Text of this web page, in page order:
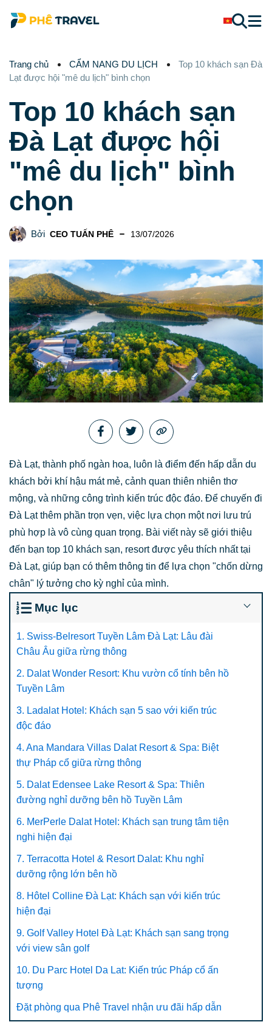
Trang chủ CẨM NANG DU LỊCH
Top 10 khách sạn Đà
Lạt được hội "mê du lịch" bình chọn
Top 10 khách sạn
Đà Lạt được hội
"mê du lịch" bình
chọn
Bởi CEO TUẤN PHÊ 13/07/2026
Đà Lạt, thành phố ngàn hoa, luôn là điểm đến hấp dẫn du
khách bởi khí hậu mát mẻ, cảnh quan thiên nhiên thơ
mộng, và những công trình kiến trúc độc đáo. Để chuyến đi
Đà Lạt thêm phần trọn vẹn, việc lựa chọn một nơi lưu trú
phù hợp là vô cùng quan trọng. Bài viết này sẽ giới thiệu
đến bạn top 10 khách sạn, resort được yêu thích nhất tại
Đà Lạt, giúp bạn có thêm thông tin để lựa chọn "chốn dừng
chân" lý tưởng cho kỳ nghỉ của mình.
Mục lục
1. Swiss-Belresort Tuyền Lâm Đà Lạt: Lâu đài
Châu Âu giữa rừng thông
2. Dalat Wonder Resort: Khu vườn cổ tính bên hồ
Tuyền Lâm
3. Ladalat Hotel: Khách sạn 5 sao với kiến trúc
độc đáo
4. Ana Mandara Villas Dalat Resort & Spa: Biệt
thự Pháp cổ giữa rừng thông
5. Dalat Edensee Lake Resort & Spa: Thiên
đường nghỉ dưỡng bên hồ Tuyền Lâm
6. MerPerle Dalat Hotel: Khách sạn trung tâm tiện
nghi hiện đại
7. Terracotta Hotel & Resort Dalat: Khu nghỉ
dưỡng rộng lớn bên hồ
8. Hôtel Colline Đà Lạt: Khách sạn với kiến trúc
hiện đại
9. Golf Valley Hotel Đà Lạt: Khách sạn sang trọng
với view sân golf
10. Du Parc Hotel Da Lat: Kiến trúc Pháp cổ ấn
tượng
Đặt phòng qua Phê Travel nhận ưu đãi hấp dẫn